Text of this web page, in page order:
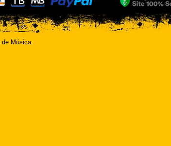
de Música.